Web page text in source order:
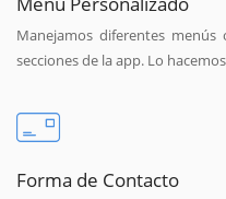
Manejamos diferentes
secciones de la app. Lo
Forma de Contacto